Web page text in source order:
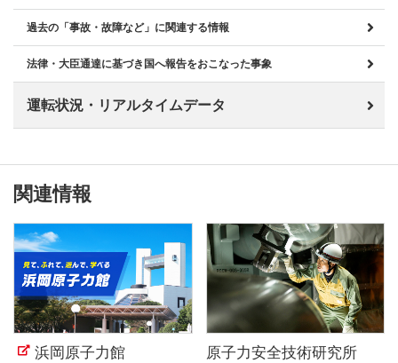
過去の「事故・故障など」に関連する情報
法律・大臣通達に基づき国へ報告をおこなった事象
運転状況・リアルタイムデータ
関連情報
浜岡原子力館 原子力安全技術研究所